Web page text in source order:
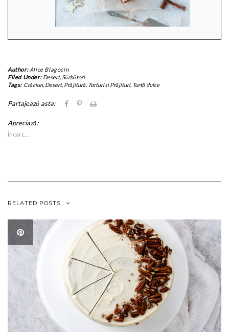
Author: Alice Blagocin
Filed Under: Desert,Sărbători
Tags: Crăciun, Desert, Prăjitură, Torturi și Prăjituri, Turtă dulce
Partajează asta: Dă
clic
Dă
clic
Apreciază:
Încarc...
RELATED POSTS